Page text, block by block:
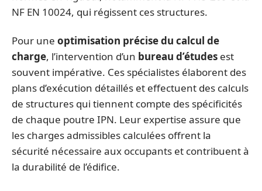
NF EN 10024, qui régissent ces structures.
Pour une optimisation précise du calcul de
charge, l’intervention d’un bureau d’études est
souvent impérative. Ces spécialistes élaborent des
plans d’exécution détaillés et effectuent des calculs
de structures qui tiennent compte des spécificités
de chaque poutre IPN. Leur expertise assure que
les charges admissibles calculées offrent la
sécurité nécessaire aux occupants et contribuent à
la durabilité de l’édifice.